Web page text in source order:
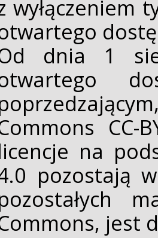
wyłączeniem
dnia 1
CC-
na
pozostają
jest